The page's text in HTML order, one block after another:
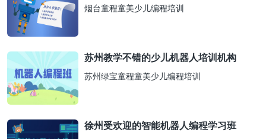
烟台童程童美少儿编程培训
苏州教学不错的少儿机器人培训机构
苏州绿宝童程童美少儿编程培训
徐州受欢迎的智能机器人编程学习班